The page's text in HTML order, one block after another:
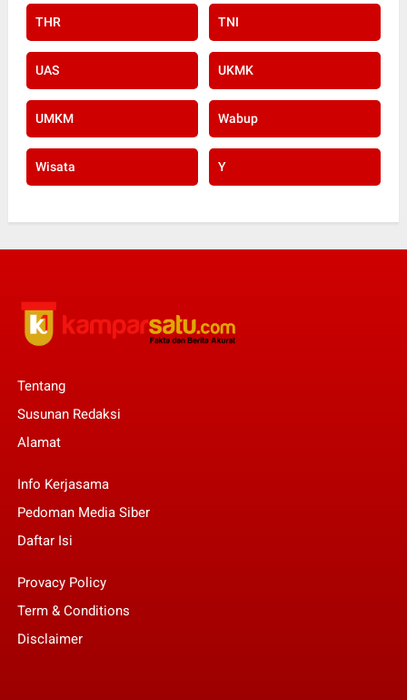
THR TNI
UAS UKMK
UMKM Wabup
Wisata Y
Tentang
Susunan Redaksi
Alamat
Info Kerjasama
Pedoman Media Siber
Daftar Isi
Provacy Policy
Term & Conditions
Disclaimer